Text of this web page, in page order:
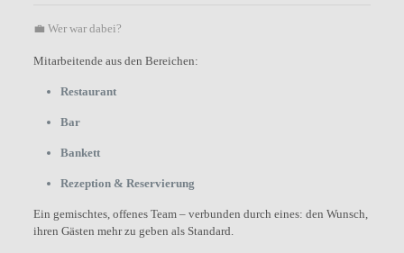
💼 Wer war dabei?
Mitarbeitende aus den Bereichen:
Restaurant
Bar
Bankett
Rezeption & Reservierung
Ein gemischtes, offenes Team – verbunden durch eines: den Wunsch,
ihren Gästen mehr zu geben als Standard.